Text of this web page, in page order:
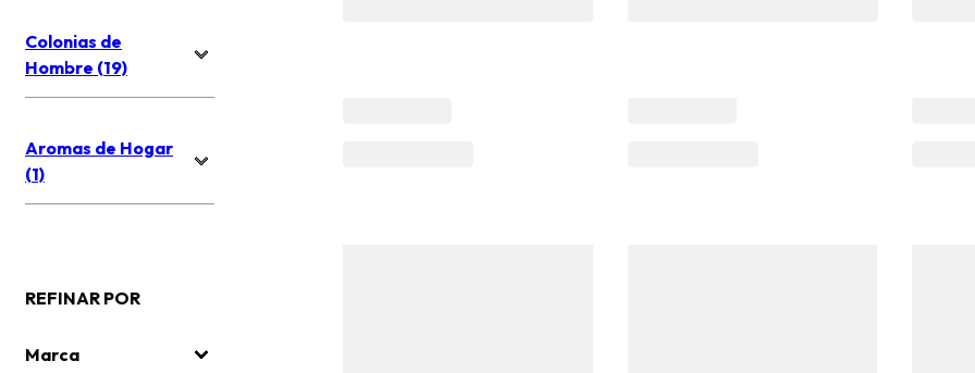
Colonias de
Hombre (19)
Aromas de Hogar
(1)
REFINAR POR
Marca